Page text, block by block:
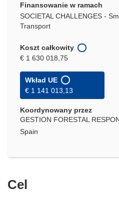
Finansowanie w ramach
SOCIETAL CHALLENGES -
Transport
Koszt całkowity
€ 1 630 018,75
Wkład UE
€ 1 141 013,13
Koordynowany przez
GESTION FORESTAL
Spain
Cel